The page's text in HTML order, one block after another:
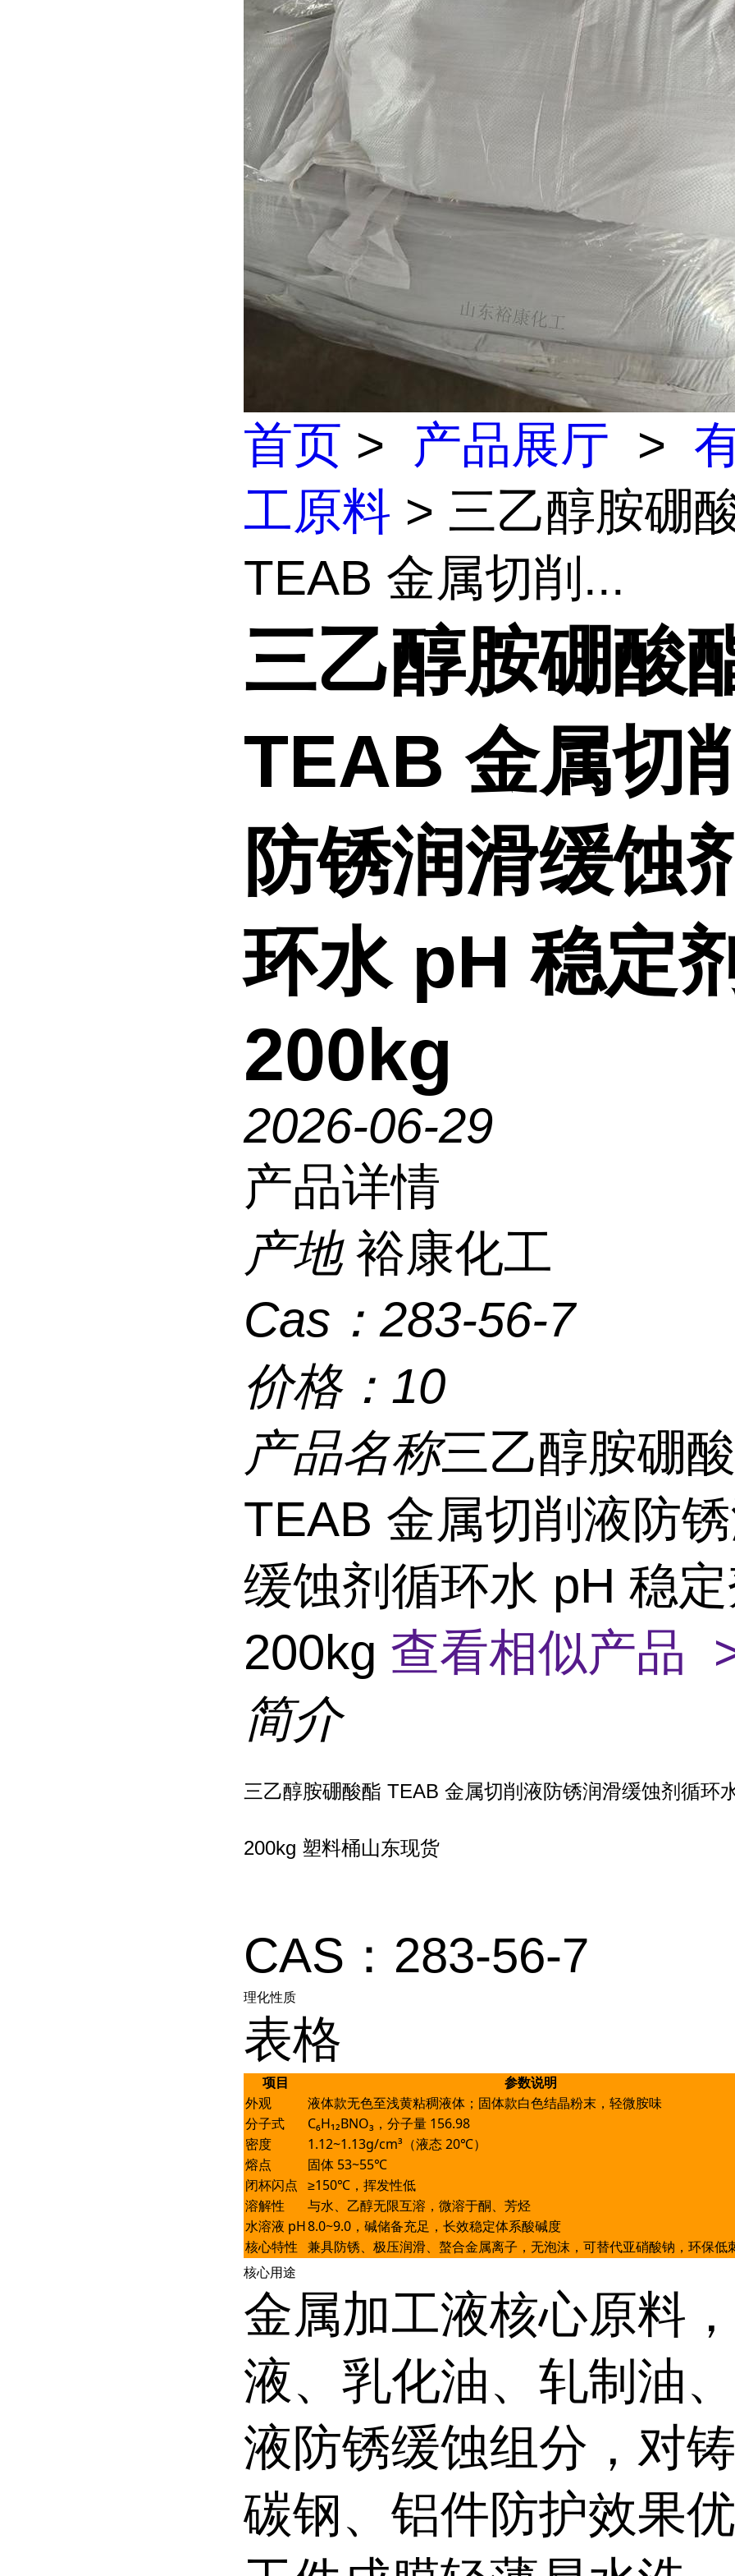
首页 > 产品展厅 >
工原料 > 三乙醇胺硼
TEAB 金属切削...
三乙醇胺硼酸
TEAB 金属切
防锈润滑缓蚀
环水 pH 稳定
200kg
2026-06-29
产品详情
产地 裕康化工
Cas： 283-56-7
价格： 10
产品名称三乙醇胺硼
TEAB 金属切削液防
缓蚀剂循环水 pH 稳
200kg 查看相似产品
简介
三乙醇胺硼酸酯 TEAB 金属切削液防锈润滑缓蚀剂循环
200kg 塑料桶山东现货
CAS：283-56-7
理化性质
表格
项目 参数说明
外观
液体款无色至浅黄粘稠液体；固体款白色结晶粉末，轻微胺味
分子式
C₆H₁₂BNO₃，分子量 156.98
密度
1.12~1.13g/cm³（液态 20℃）
熔点
固体 53~55℃
闭杯闪点 ≥150℃，挥发性低
溶解性
与水、乙醇无限互溶，微溶于酮、芳烃
水溶液 pH8.0~9.0，碱储备充足，长效稳定体系酸碱度
核心特性 兼具防锈、极压润滑、螯合金属离子，无泡沫，可替代亚硝酸钠，环保低
核心用途
金属加工液核心原料
液、乳化油、轧制油
液防锈缓蚀组分，对
碳钢、铝件防护效果